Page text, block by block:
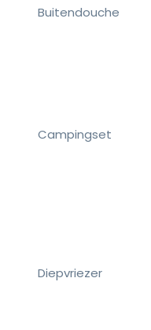
Buitendouche
Campingset
Diepvriezer